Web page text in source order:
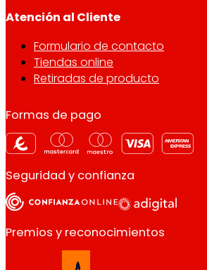
Atención al Cliente
Formulario de contacto
Tiendas online
Retiradas de producto
Formas de pago
Seguridad y confianza
Premios y reconocimientos